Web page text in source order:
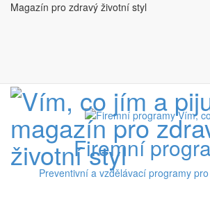
Magazín pro zdravý životní styl
Firemní
Preventivní a vzdělávací programy